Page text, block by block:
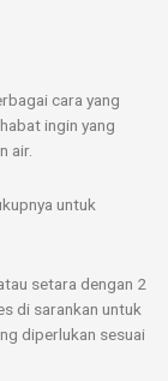
cara yang
ingin yang
air.
untuk
setara dengan 2
di sarankan untuk
diperlukan sesuai